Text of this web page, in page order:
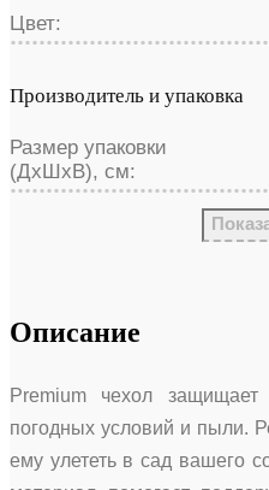
Цвет:
Производитель и упаковка
Размер упаковки
(ДхШхВ), см:
Описание
Premium чехол защищает
погодных условий и пыли.
ему улететь в сад вашего